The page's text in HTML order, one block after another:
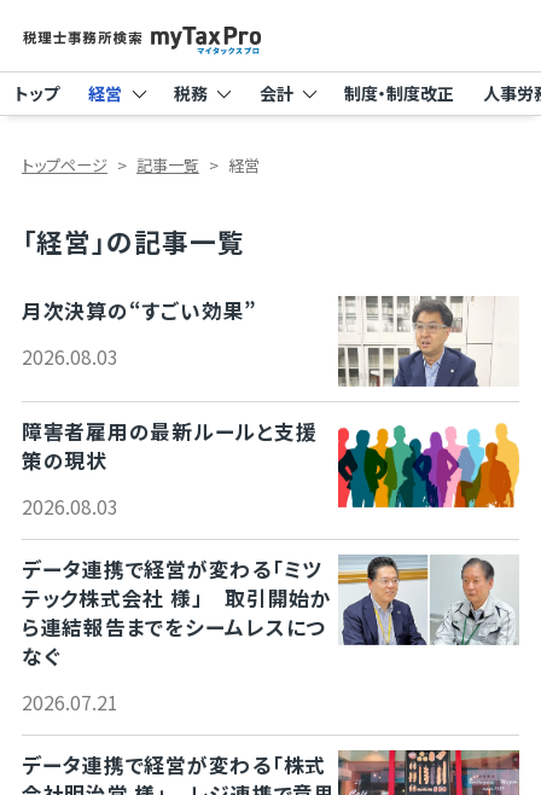
トップ 経営 税務 会計 制度・制度改正 人事労
トップページ 記事一覧 経営
「経営」の記事一覧
月次決算の“すごい効果”
2026.08.03
障害者雇用の最新ルールと支援
策の現状
2026.08.03
データ連携で経営が変わる「ミツ
テック株式会社 様」 取引開始か
ら連結報告までをシームレスにつ
なぐ
2026.07.21
データ連携で経営が変わる「株式